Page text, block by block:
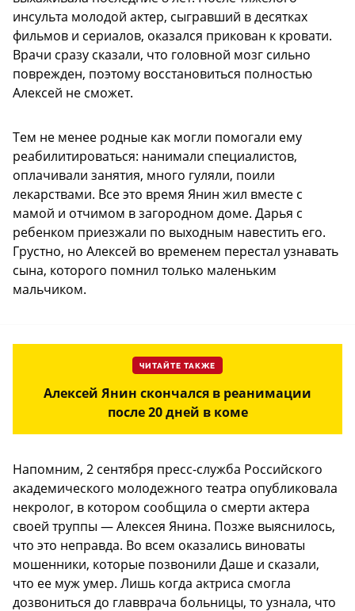
инсульта молодой актер, сыгравший в десятках
фильмов и сериалов, оказался прикован к кровати.
Врачи сразу сказали, что головной мозг сильно
поврежден, поэтому восстановиться полностью
Алексей не сможет.
Тем не менее родные как могли помогали ему
реабилитироваться: нанимали специалистов,
оплачивали занятия, много гуляли, поили
лекарствами. Все это время Янин жил вместе с
мамой и отчимом в загородном доме. Дарья с
ребенком приезжали по выходным навестить его.
Грустно, но Алексей во временем перестал узнавать
сына, которого помнил только маленьким
мальчиком.
ЧИТАЙТЕ ТАКЖЕ
Алексей Янин скончался в реанимации
после 20 дней в коме
Напомним, 2 сентября пресс-служба Российского
академического молодежного театра опубликовала
некролог, в котором сообщила о смерти актера
своей труппы — Алексея Янина. Позже выяснилось,
что это неправда. Во всем оказались виноваты
мошенники, которые позвонили Даше и сказали,
что ее муж умер. Лишь когда актриса смогла
дозвониться до главврача больницы, то узнала, что